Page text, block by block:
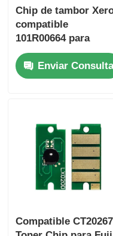
de
de
de
de
de
Chip de tambor
compatible
101R00664 para
cartucho de tambor
Xerox
B210/B205/B215
Enviar Consulta
Compatible